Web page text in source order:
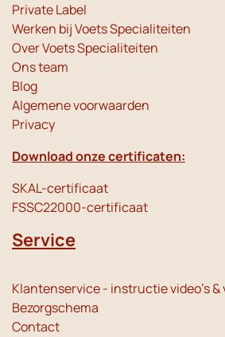
Private Label
Werken bij Voets Specialiteiten
Over Voets Specialiteiten
Ons team
Blog
Algemene voorwaarden
Privacy
Download onze certificaten:
SKAL-certificaat
FSSC22000-certificaat
Service
Klantenservice - instructie video's &
Bezorgschema
Contact